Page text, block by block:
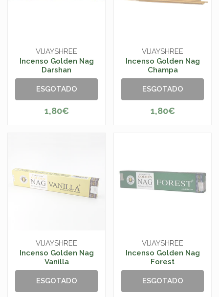
VIJAYSHREE
Incenso Golden Nag
Darshan
ESGOTADO
1,80€
VIJAYSHREE
Incenso Golden Nag
Champa
ESGOTADO
1,80€
VIJAYSHREE
Incenso Golden Nag
Vanilla
ESGOTADO
VIJAYSHREE
Incenso Golden Nag
Forest
ESGOTADO